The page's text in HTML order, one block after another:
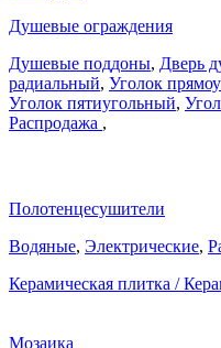
Душевые ограждения
Душевые поддоны, Дверь
радиальный, Уголок
Уголок пятиугольный,
Распродажа ,
Полотенцесушители
Водяные, Электрические,
Керамическая плитка /
Мозаика